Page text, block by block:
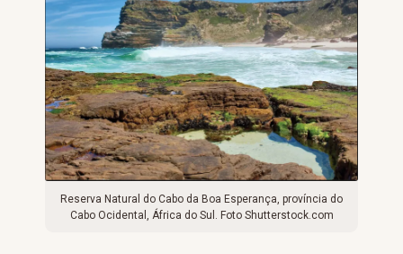
Reserva Natural do Cabo da Boa Esperança, província do
Cabo Ocidental, África do Sul. Foto Shutterstock.com